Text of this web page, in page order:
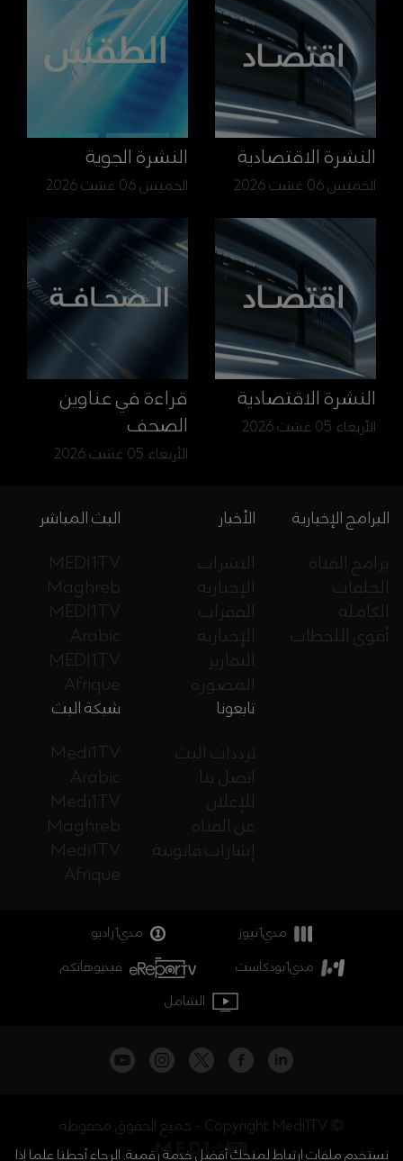
النشرة الاقتصادية
الخميس 06 غشت 2026
النشرة الجوية
الخميس 06 غشت 2026
النشرة الاقتصادية
الأربعاء 05 غشت 2026
قراءة في عناوين
الصحف
الأربعاء 05 غشت 2026
البث المباشر
MEDI1TV
Maghreb
MEDI1TV
Arabic
MEDI1TV
Afrique
الأخبار
النشرات
الإخبارية
الفقرات
الإخبارية
التقارير
المصورة
البرامج الإخبارية
برامج القناة
الحلقات
الكاملة
أقوى اللحظات
شبكة البث
Medi1TV
Arabic
Medi1TV
Maghreb
Medi1TV
Afrique
تابعونا
ترددات البث
اتصل بنا
للإعلان
عن القناة
إشارات قانونية
مدي1نيوز
مدي1راديو
مدي1بودكاست
فيديوهاتكم
الشامل
جميع الحقوق محفوظة - Copyright Medi1TV ©
نستخدم ملفات ارتباط لمنحك أفضل خدمة رقمية. الرجاء أحطنا علما إذا